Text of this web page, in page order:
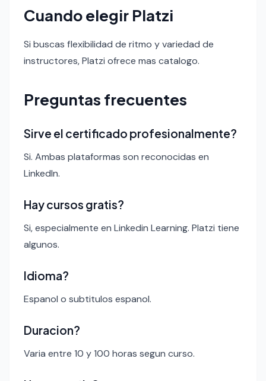
Cuando elegir Platzi
Si buscas flexibilidad de ritmo y variedad de
instructores, Platzi ofrece mas catalogo.
Preguntas frecuentes
Sirve el certificado profesionalmente?
Si. Ambas plataformas son reconocidas en
LinkedIn.
Hay cursos gratis?
Si, especialmente en Linkedin Learning. Platzi tiene
algunos.
Idioma?
Espanol o subtitulos espanol.
Duracion?
Varia entre 10 y 100 horas segun curso.